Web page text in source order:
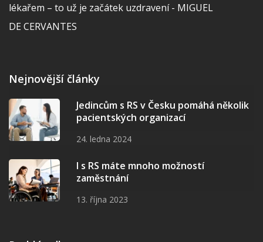
lékařem – to už je začátek uzdravení - MIGUEL
DE CERVANTES
Nejnovější články
Jedincům s RS v Česku pomáhá několik
pacientských organizací
24. ledna 2024
I s RS máte mnoho možností
zaměstnání
13. října 2023